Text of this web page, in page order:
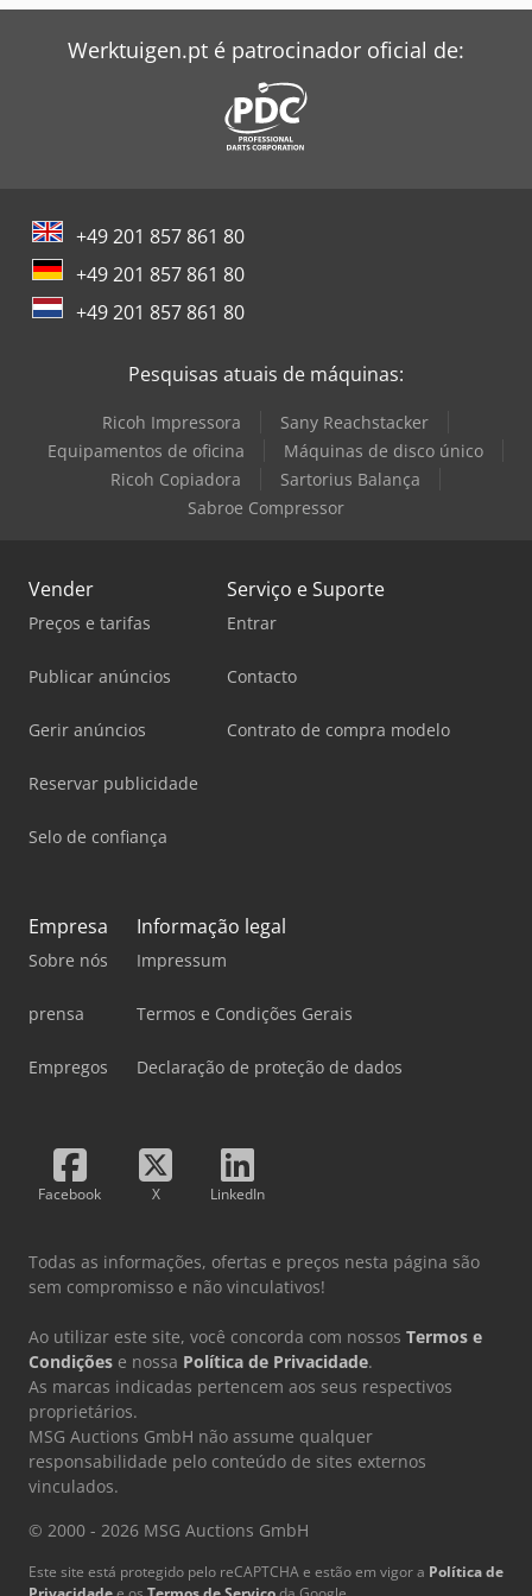
Zeppelin Silo
Werktuigen.pt é patrocinador oficial de:
+49 201 857 861 80
+49 201 857 861 80
+49 201 857 861 80
Pesquisas atuais de máquinas:
Ricoh Impressora
Sany Reachstacker
Equipamentos de oficina
Máquinas de disco único
Ricoh Copiadora
Sartorius Balança
Sabroe Compressor
Vender
Preços e tarifas
Publicar anúncios
Gerir anúncios
Reservar publicidade
Selo de confiança
Serviço e Suporte
Entrar
Contacto
Contrato de compra modelo
Empresa
Sobre nós
prensa
Empregos
Informação legal
Impressum
Termos e Condições Gerais
Declaração de proteção de dados
Facebook X LinkedIn
Todas as informações, ofertas e preços nesta página são
sem compromisso e não vinculativos!
Ao utilizar este site, você concorda com nossos Termos e
Condições e nossa Política de Privacidade.
As marcas indicadas pertencem aos seus respectivos
proprietários.
MSG Auctions GmbH não assume qualquer
responsabilidade pelo conteúdo de sites externos
vinculados.
© 2000 - 2026 MSG Auctions GmbH
Este site está protegido pelo reCAPTCHA e estão em vigor a Política de